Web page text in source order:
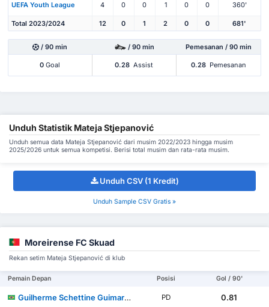
UEFA Youth League 4 0 0 1 0 0 360'
Total 2023/2024 12 0 1 2 0 0 681'
/ 90 min / 90 min Pemesanan / 90 min
0 Goal 0.28 Assist 0.28 Pemesanan
Unduh Statistik Mateja Stjepanović
Unduh semua data Mateja Stjepanović dari musim 2022/2023 hingga musim
2025/2026 untuk semua kompetisi. Berisi total musim dan rata-rata musim.
Unduh CSV (1 Kredit)
Unduh Sample CSV Gratis »
Moreirense FC Skuad
Rekan setim Mateja Stjepanović di klub
Pemain Depan Posisi Gol / 90'
Guilherme Schettine Guimarães PD 0.81